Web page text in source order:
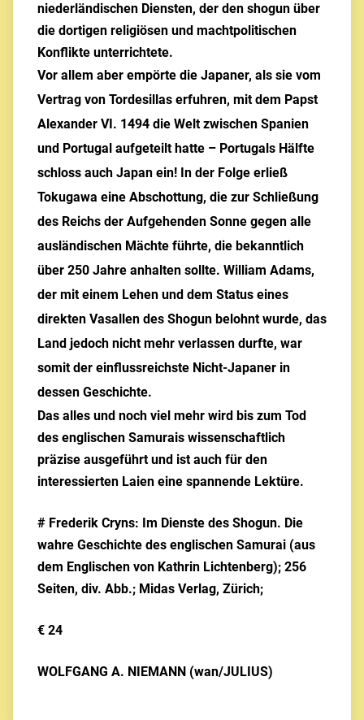
niederländischen Diensten, der den shogun über
die dortigen religiösen und machtpolitischen
Konflikte unterrichtete.
Vor allem aber empörte die Japaner, als sie vom
Vertrag von Tordesillas erfuhren, mit dem Papst
Alexander VI. 1494 die Welt zwischen Spanien
und Portugal aufgeteilt hatte – Portugals Hälfte
schloss auch Japan ein! In der Folge erließ
Tokugawa eine Abschottung, die zur Schließung
des Reichs der Aufgehenden Sonne gegen alle
ausländischen Mächte führte, die bekanntlich
über 250 Jahre anhalten sollte. William Adams,
der mit einem Lehen und dem Status eines
direkten Vasallen des Shogun belohnt wurde, das
Land jedoch nicht mehr verlassen durfte, war
somit der einflussreichste Nicht-Japaner in
dessen Geschichte.
Das alles und noch viel mehr wird bis zum Tod
des englischen Samurais wissenschaftlich
präzise ausgeführt und ist auch für den
interessierten Laien eine spannende Lektüre.
# Frederik Cryns: Im Dienste des Shogun. Die
wahre Geschichte des englischen Samurai (aus
dem Englischen von Kathrin Lichtenberg); 256
Seiten, div. Abb.; Midas Verlag, Zürich;
€ 24
WOLFGANG A. NIEMANN (wan/JULIUS)